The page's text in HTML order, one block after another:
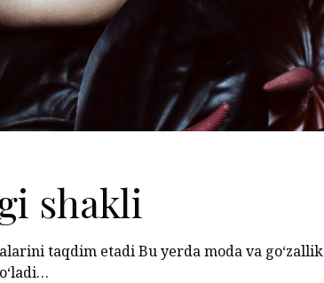
shakli
taqdim etadi Bu yerda moda va go‘zallik